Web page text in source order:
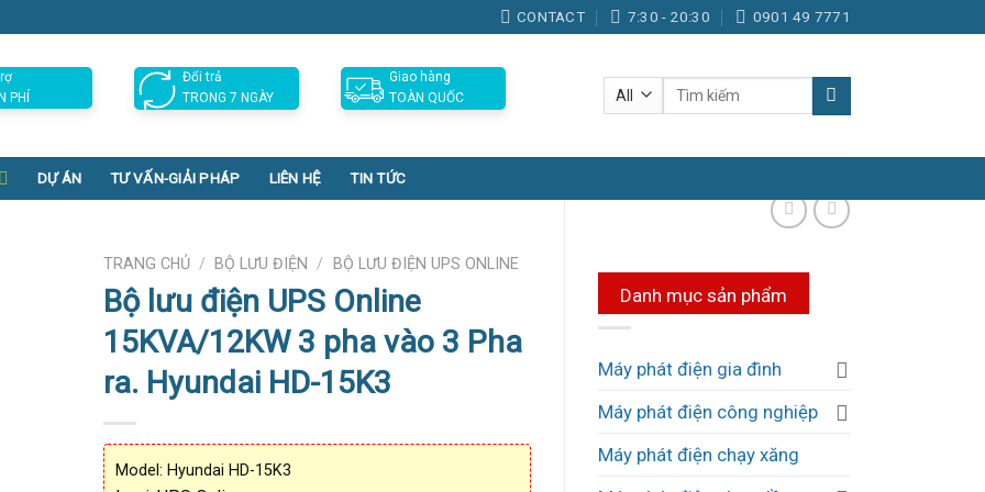
CONTACT 7:30 - 20:30 0901 49 7771
PHÍ
Đổi trả
TRONG 7 NGÀY
Giao hàng
TOÀN QUỐC
Tìm
DỰ ÁN TƯ VẤN-GIẢI PHÁP LIÊN HỆ TIN TỨC
Danh mục sản phẩm
Máy phát điện gia đình
Máy phát điện công nghiệp
Máy phát điện chạy xăng
TRANG CHỦ / BỘ LƯU ĐIỆN / BỘ LƯU ĐIỆN UPS ONLINE
Bộ lưu điện UPS Online
15KVA/12KW 3 pha vào 3 Pha
ra. Hyundai HD-15K3
Model: Hyundai HD-15K3